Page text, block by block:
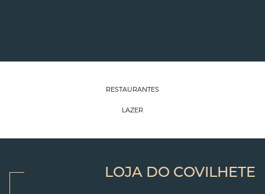
RESTAURANTES
LAZER
LOJA DO COVILHETE